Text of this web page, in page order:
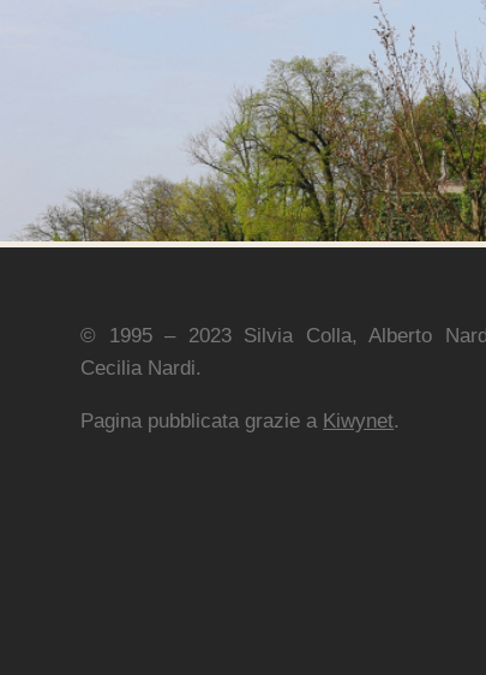
© 1995 – 2023 Silvia Colla, Alberto
Cecilia Nardi.
Pagina pubblicata grazie a Kiwynet.